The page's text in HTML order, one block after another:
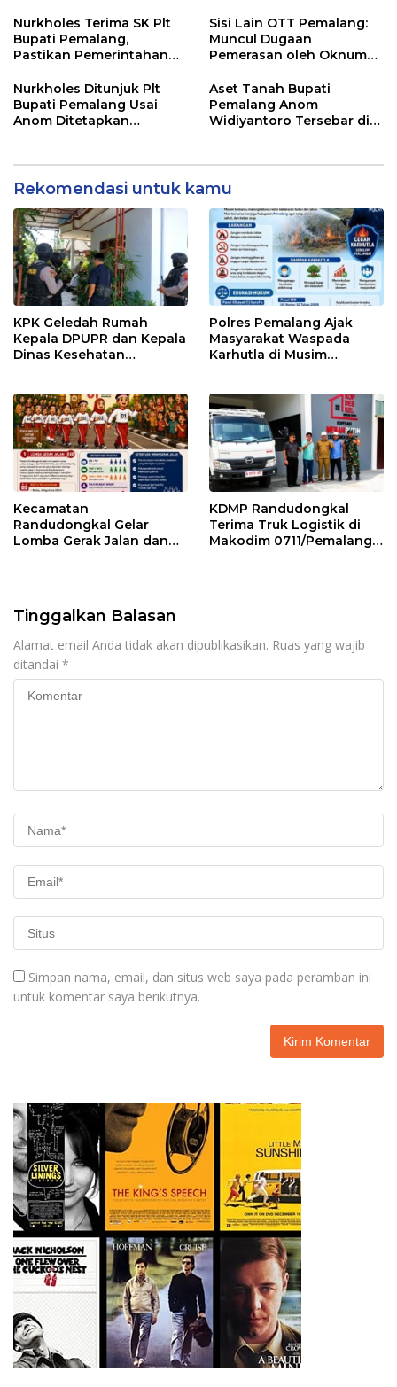
Dunia
Berjalan
Nurkholes Terima SK Plt
Bupati Pemalang,
Pastikan Pemerintahan
Sisi Lain OTT Pemalang:
Muncul Dugaan
Pemerasan oleh Oknum
Nurkholes Ditunjuk Plt
Bupati Pemalang Usai
Anom Ditetapkan
Aset Tanah Bupati
Pemalang Anom
Widiyantoro Tersebar di
Rekomendasi untuk kamu
KPK Geledah Rumah
Kepala DPUPR dan Kepala
Dinas Kesehatan
Polres Pemalang Ajak
Masyarakat Waspada
Karhutla di Musim
Kecamatan
Randudongkal Gelar
Lomba Gerak Jalan dan
KDMP Randudongkal
Terima Truk Logistik di
Makodim 0711/Pemalang
Tinggalkan Balasan
Alamat email Anda tidak akan dipublikasikan. Ruas yang wajib
ditandai *
Simpan nama, email, dan situs web saya pada peramban ini
untuk komentar saya berikutnya.